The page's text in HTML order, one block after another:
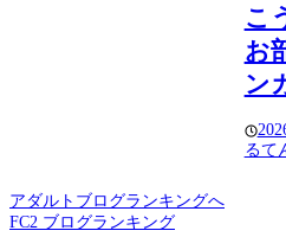
こ
お
ン
るて
アダルトブログランキングへ
FC2 ブログランキング